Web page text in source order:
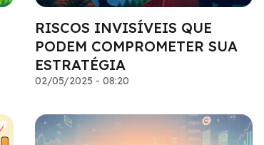
RISCOS INVISÍVEIS QUE
PODEM COMPROMETER SUA
ESTRATÉGIA
02/05/2025 - 08:20